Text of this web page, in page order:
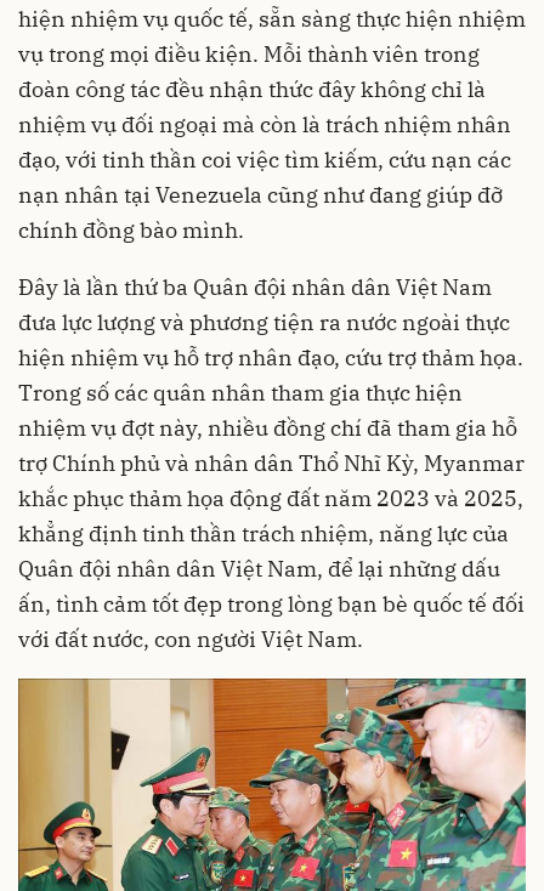
hiện nhiệm vụ quốc tế, sẵn sàng thực hiện nhiệm
vụ trong mọi điều kiện. Mỗi thành viên trong
đoàn công tác đều nhận thức đây không chỉ là
nhiệm vụ đối ngoại mà còn là trách nhiệm nhân
đạo, với tinh thần coi việc tìm kiếm, cứu nạn các
nạn nhân tại Venezuela cũng như đang giúp đỡ
chính đồng bào mình.
Đây là lần thứ ba Quân đội nhân dân Việt Nam
đưa lực lượng và phương tiện ra nước ngoài thực
hiện nhiệm vụ hỗ trợ nhân đạo, cứu trợ thảm họa.
Trong số các quân nhân tham gia thực hiện
nhiệm vụ đợt này, nhiều đồng chí đã tham gia hỗ
trợ Chính phủ và nhân dân Thổ Nhĩ Kỳ, Myanmar
khắc phục thảm họa động đất năm 2023 và 2025,
khẳng định tinh thần trách nhiệm, năng lực của
Quân đội nhân dân Việt Nam, để lại những dấu
ấn, tình cảm tốt đẹp trong lòng bạn bè quốc tế đối
với đất nước, con người Việt Nam.